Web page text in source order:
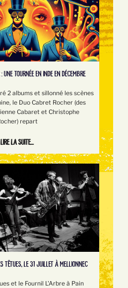
UNE TOURNÉE EN INDE EN DÉCEMBRE
2 albums et sillonné les scènes
le Duo Cabret Rocher (des
Cabaret et Christophe
repart
Lire la suite...
TÊTUES, LE 31 JUILLET À MELLIONNEC
et le Fournil L'Arbre à Pain